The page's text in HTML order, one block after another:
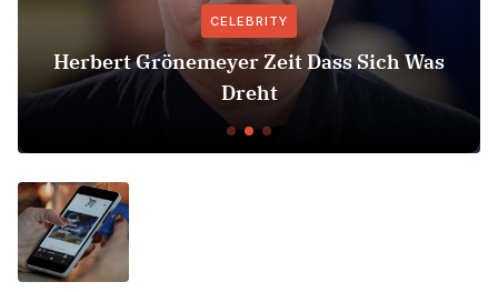
CELEBRITY
Herbert Grönemeyer Zeit Dass Sich Was
Dreht